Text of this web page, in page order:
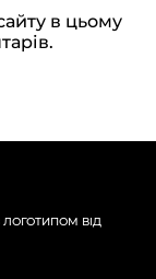
в цьому
ЛОГОТИПОМ ВІД